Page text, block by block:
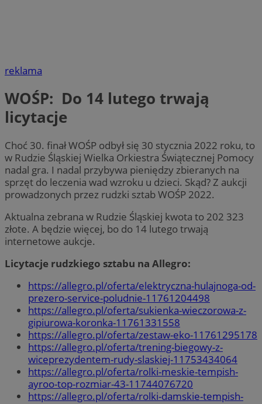
reklama
WOŚP: Do 14 lutego trwają
licytacje
Choć 30. finał WOŚP odbył się 30 stycznia 2022 roku, to
w Rudzie Śląskiej Wielka Orkiestra Świątecznej Pomocy
nadal gra. I nadal przybywa pieniędzy zbieranych na
sprzęt do leczenia wad wzroku u dzieci. Skąd? Z aukcji
prowadzonych przez rudzki sztab WOŚP 2022.
Aktualna zebrana w Rudzie Śląskiej kwota to 202 323
złote. A będzie więcej, bo do 14 lutego trwają
internetowe aukcje.
Licytacje rudzkiego sztabu na Allegro:
https://allegro.pl/oferta/elektryczna-hulajnoga-od-
prezero-service-poludnie-11761204498
https://allegro.pl/oferta/sukienka-wieczorowa-z-
gipiurowa-koronka-11761331558
https://allegro.pl/oferta/zestaw-eko-11761295178
https://allegro.pl/oferta/trening-biegowy-z-
wiceprezydentem-rudy-slaskiej-11753434064
https://allegro.pl/oferta/rolki-meskie-tempish-
ayroo-top-rozmiar-43-11744076720
https://allegro.pl/oferta/rolki-damskie-tempish-